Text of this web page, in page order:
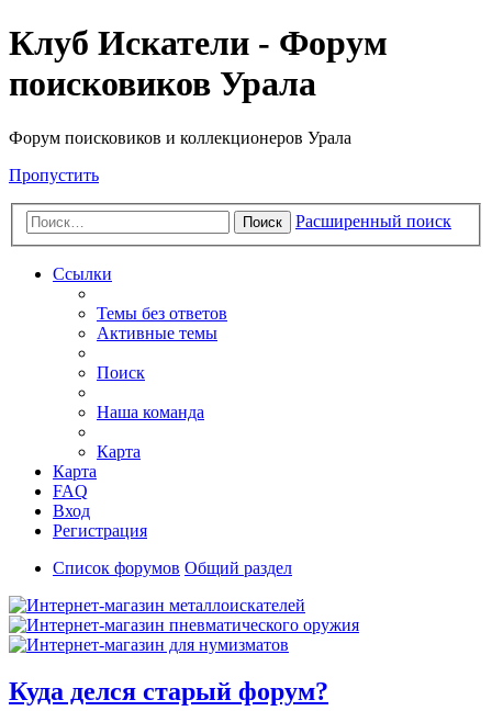
Клуб Искатели - Форум
поисковиков Урала
Форум поисковиков и коллекционеров Урала
Пропустить
Поиск Расширенный поиск
Ссылки
Темы без ответов
Активные темы
Поиск
Наша команда
Карта
Карта
FAQ
Вход
Регистрация
Список форумов Общий раздел
Куда делся старый форум?